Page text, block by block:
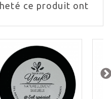
ce produit ont